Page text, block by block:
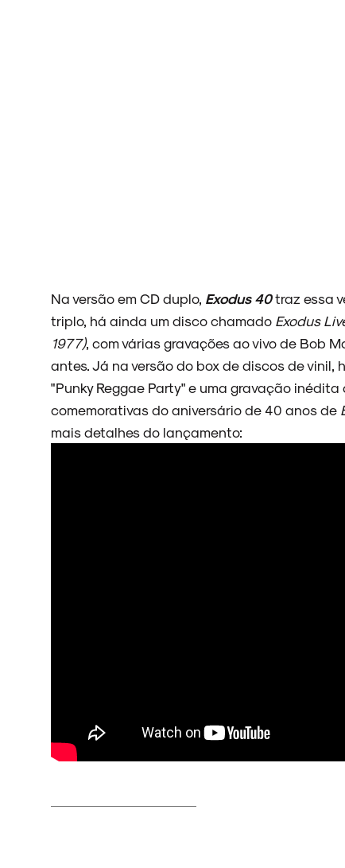
Na versão em CD duplo, Exodus 40traz essa
triplo, há ainda um disco chamado Exodus
1977), com várias gravações ao vivo de Bob
antes. Já na versão do box de discos de vinil,
"Punky Reggae Party" e uma gravação inédita
comemorativas do aniversário de 40 anos de
mais detalhes do lançamento: